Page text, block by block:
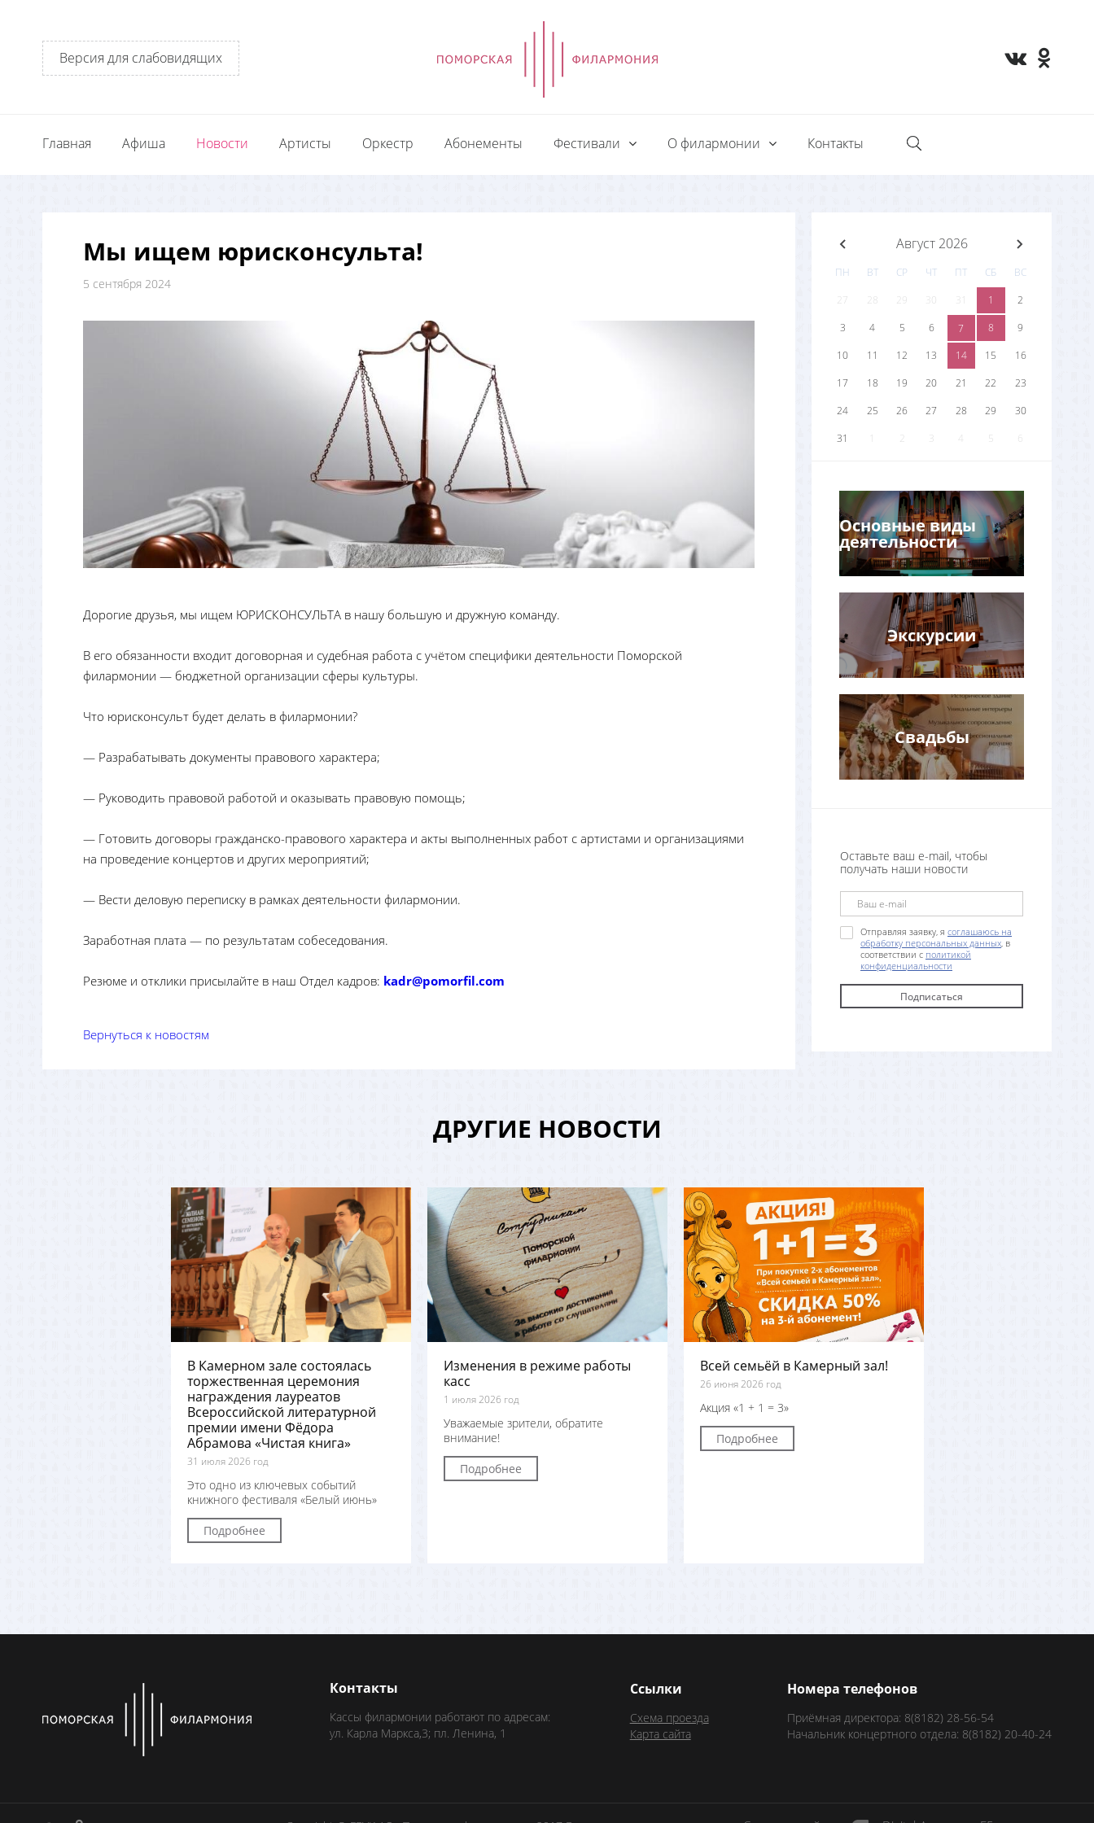
Версия для слабовидящих
Главная Афиша Новости Артисты Оркестр Абонементы Фестивали О филармонии Контакты
Мы ищем юрисконсульта!
5 сентября 2024
Дорогие друзья, мы ищем ЮРИСКОНСУЛЬТА в нашу большую и дружную команду.
В его обязанности входит договорная и судебная работа с учётом специфики деятельности Поморской
филармонии — бюджетной организации сферы культуры.
Что юрисконсульт будет делать в филармонии?
— Разрабатывать документы правового характера;
— Руководить правовой работой и оказывать правовую помощь;
— Готовить договоры гражданско-правового характера и акты выполненных работ с артистами и организациями
на проведение концертов и других мероприятий;
— Вести деловую переписку в рамках деятельности филармонии.
Заработная плата — по результатам собеседования.
Резюме и отклики присылайте в наш Отдел кадров: kadr@pomorfil.com
Вернуться к новостям
Август 2026
ПН ВТ СР ЧТ ПТ СБ
ВС
27
28 29 31 1
2
3
4 5 6 7 8
9
10
11 12 13 14 15
16
17
18 19 20 21 22
23
24
25 26 27 28 29
30
31
1 2 4 6
Основные виды
деятельности
Экскурсии
Свадьбы
Оставьте ваш e-mail, чтобы
получать наши новости
Отправляя заявку, я соглашаюсь на
обработку персональных данных, в
соответствии с политикой
конфиденциальности
ДРУГИЕ НОВОСТИ
В Камерном зале состоялась
торжественная церемония
награждения лауреатов
Всероссийской литературной
премии имени Фёдора
Абрамова «Чистая книга»
31 июля 2026 год
Это одно из ключевых событий
книжного фестиваля «Белый июнь»
Подробнее
Изменения в режиме работы
касс
1 июля 2026 год
Уважаемые зрители, обратите
внимание!
Подробнее
Всей семьёй в Камерный зал!
26 июня 2026 год
Акция «1 + 1 = 3»
Подробнее
Контакты
Кассы филармонии работают по адресам:
ул. Карла Маркса,3; пл. Ленина, 1
Номера телефонов
Приёмная директора: 8(8182) 28-56-54
Начальник концертного отдела: 8(8182) 20-40-24
Ссылки
Схема проезда
Карта сайта